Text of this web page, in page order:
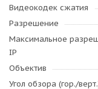
Видеокодек сжатия
Разрешение
Максимальное
IP
Объектив
Угол обзора (гор./